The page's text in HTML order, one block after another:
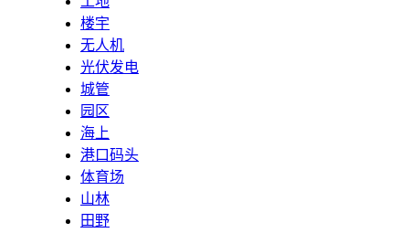
楼宇
无人机
光伏发电
城管
园区
海上
港口码头
体育场
山林
田野